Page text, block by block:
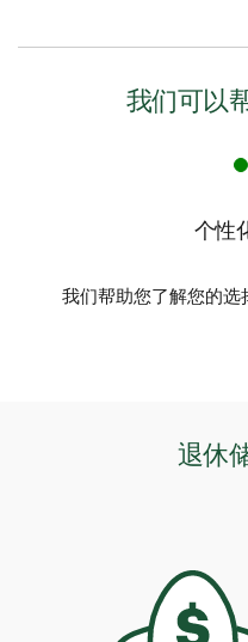
我们可以
个性
我们帮助您了解您的选
退休